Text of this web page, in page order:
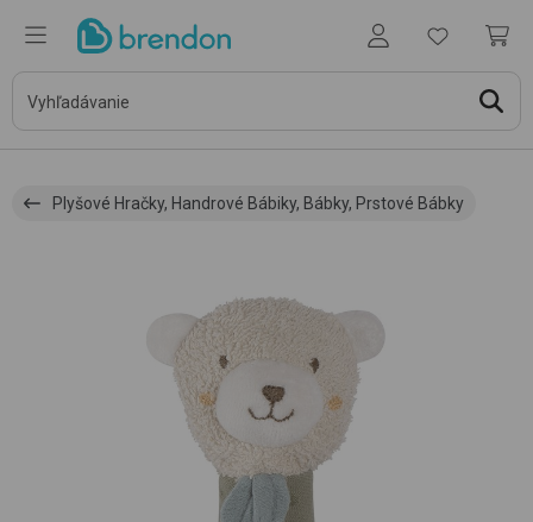
Plyšové Hračky, Handrové Bábiky, Bábky, Prstové Bábky